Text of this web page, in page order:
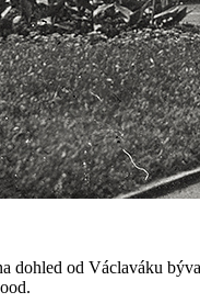
dohled od Václaváku